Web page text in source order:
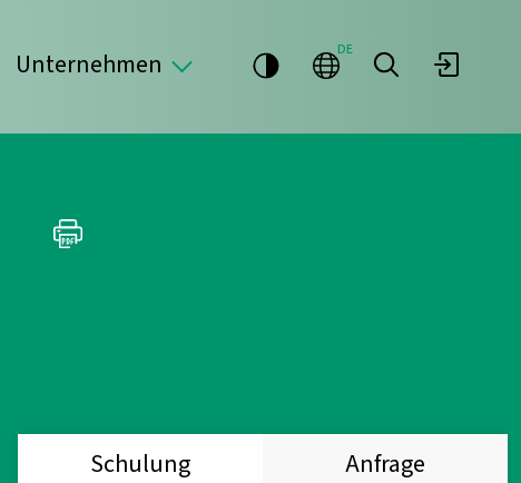
Unternehmen DE
Schulung Anfrage